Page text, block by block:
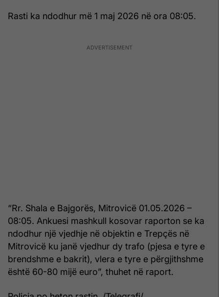
Rasti ka ndodhur më 1 maj 2026 në ora 08:05.
“Rr. Shala e Bajgorës, Mitrovicë 01.05.2026 –
08:05. Ankuesi mashkull kosovar raporton se ka
ndodhur një vjedhje në objektin e Trepçës në
Mitrovicë ku janë vjedhur dy trafo (pjesa e tyre e
brendshme e bakrit), vlera e tyre e përgjithshme
është 60-80 mijë euro”, thuhet në raport.